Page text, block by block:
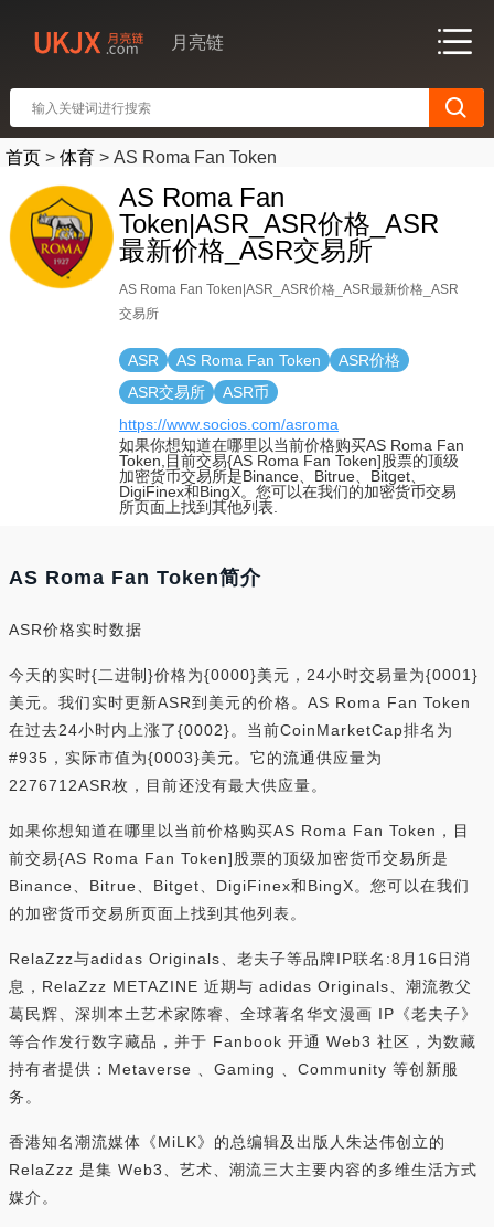
月亮链
首页 > 体育 > AS Roma Fan Token
AS Roma Fan
Token|ASR_ASR价格_ASR
最新价格_ASR交易所
AS Roma Fan Token|ASR_ASR价格_ASR最新价格_ASR
交易所
ASR AS Roma Fan Token
ASR价格
ASR交易所
ASR币
https://www.socios.com/asroma
如果你想知道在哪里以当前价格购买AS Roma Fan
Token,目前交易{AS Roma Fan Token]股票的顶级
加密货币交易所是Binance、Bitrue、Bitget、
DigiFinex和BingX。您可以在我们的加密货币交易
所页面上找到其他列表.
AS Roma Fan Token简介
ASR价格实时数据
今天的实时{二进制}价格为{0000}美元，24小时交易量为{0001}
美元。我们实时更新ASR到美元的价格。AS Roma Fan Token
在过去24小时内上涨了{0002}。当前CoinMarketCap排名为
#935，实际市值为{0003}美元。它的流通供应量为
2276712ASR枚，目前还没有最大供应量。
如果你想知道在哪里以当前价格购买AS Roma Fan Token，目
前交易{AS Roma Fan Token]股票的顶级加密货币交易所是
Binance、Bitrue、Bitget、DigiFinex和BingX。您可以在我们
的加密货币交易所页面上找到其他列表。
RelaZzz与adidas Originals、老夫子等品牌IP联名:8月16日消
息，RelaZzz METAZINE 近期与 adidas Originals、潮流教父
葛民辉、深圳本土艺术家陈睿、全球著名华文漫画 IP《老夫子》
等合作发行数字藏品，并于 Fanbook 开通 Web3 社区，为数藏
持有者提供：Metaverse 、Gaming 、Community 等创新服
务。
香港知名潮流媒体《MiLK》的总编辑及出版人朱达伟创立的
RelaZzz 是集 Web3、艺术、潮流三大主要内容的多维生活方式
媒介。